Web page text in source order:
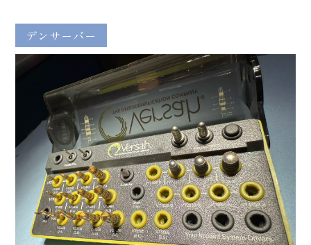
デンサーバー